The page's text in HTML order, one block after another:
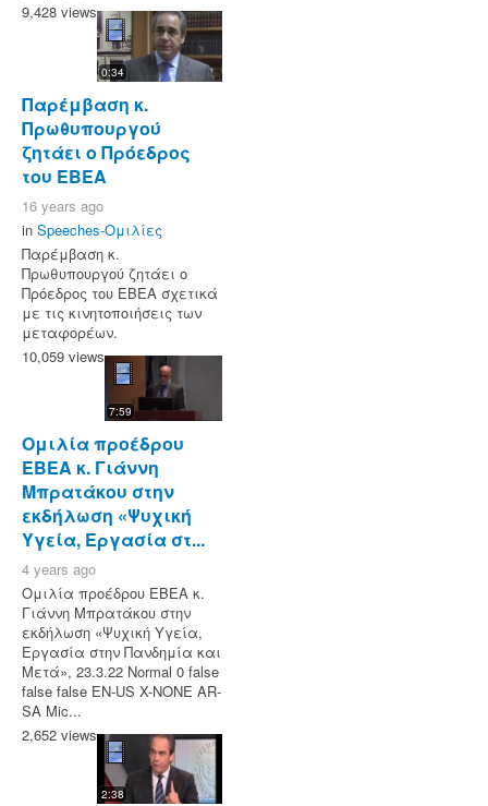
9,428 views
0:34
Παρέμβαση κ.
Πρωθυπουργού
ζητάει ο Πρόεδρος
του ΕΒΕΑ
16 years ago
in Speeches-Ομιλίες
Παρέμβαση κ.
Πρωθυπουργού ζητάει ο
Πρόεδρος του ΕΒΕΑ σχετικά
με τις κινητοποιήσεις των
μεταφορέων.
10,059 views
7:59
Ομιλία προέδρου
ΕΒΕΑ κ. Γιάννη
Μπρατάκου στην
εκδήλωση «Ψυχική
Υγεία, Εργασία στ...
4 years ago
Ομιλία προέδρου ΕΒΕΑ κ.
Γιάννη Μπρατάκου στην
εκδήλωση «Ψυχική Υγεία,
Εργασία στην Πανδημία και
Μετά», 23.3.22 Normal 0 false
false false EN-US X-NONE AR-
SA Mic...
2,652 views
2:38